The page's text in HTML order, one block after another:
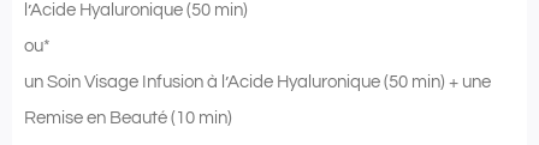
l’Acide Hyaluronique (50 min)
ou*
un Soin Visage Infusion à l’Acide Hyaluronique (50 min) + une
Remise en Beauté (10 min)